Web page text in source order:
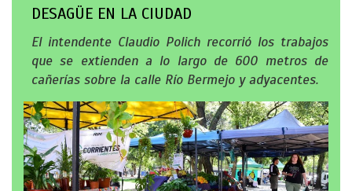
DESAGÜE EN LA CIUDAD
El intendente Claudio Polich recorrió los trabajos
que se extienden a lo largo de 600 metros de
cañerías sobre la calle Río Bermejo y adyacentes.